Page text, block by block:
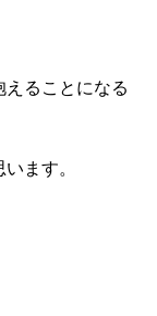
ることになる
ます。